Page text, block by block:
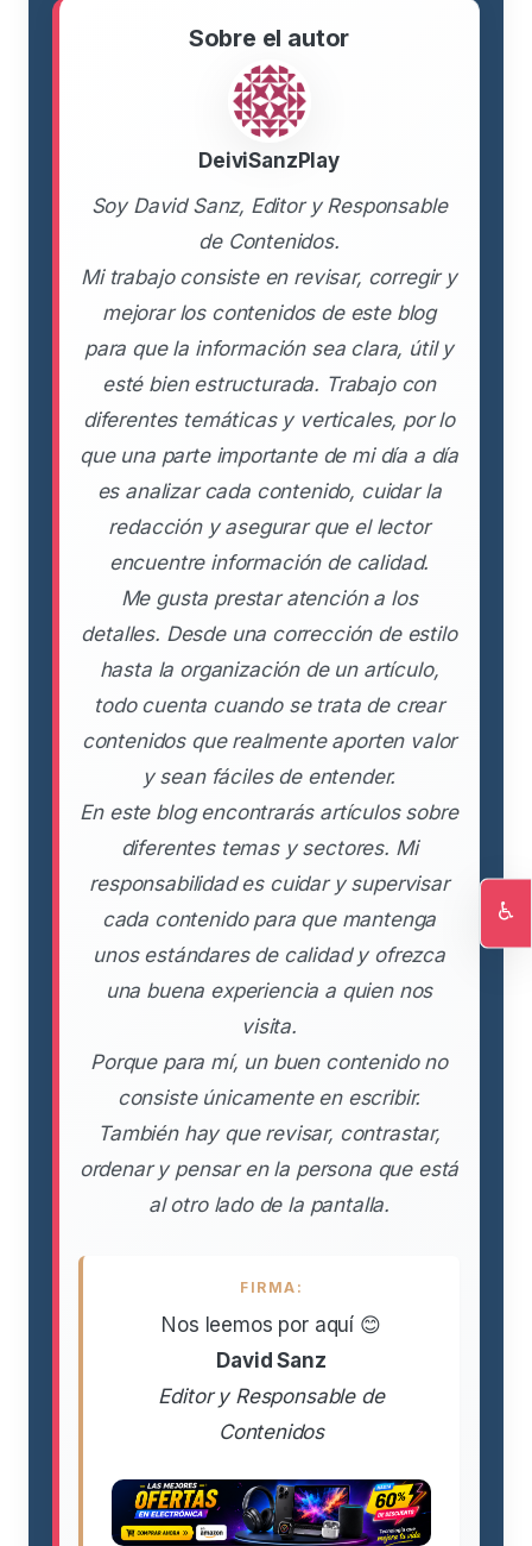
Sobre el autor
DeiviSanzPlay
Soy David Sanz, Editor y Responsable
de Contenidos.
Mi trabajo consiste en revisar, corregir y
mejorar los contenidos de este blog
para que la información sea clara, útil y
esté bien estructurada. Trabajo con
diferentes temáticas y verticales, por lo
que una parte importante de mi día a día
es analizar cada contenido, cuidar la
redacción y asegurar que el lector
encuentre información de calidad.
Me gusta prestar atención a los
detalles. Desde una corrección de estilo
hasta la organización de un artículo,
todo cuenta cuando se trata de crear
contenidos que realmente aporten valor
y sean fáciles de entender.
En este blog encontrarás artículos sobre
diferentes temas y sectores. Mi
responsabilidad es cuidar y supervisar
cada contenido para que mantenga
unos estándares de calidad y ofrezca
una buena experiencia a quien nos
visita.
Porque para mí, un buen contenido no
consiste únicamente en escribir.
También hay que revisar, contrastar,
ordenar y pensar en la persona que está
al otro lado de la pantalla.
FIRMA:
Nos leemos por aquí 😊
David Sanz
Editor y Responsable de
Contenidos
♿